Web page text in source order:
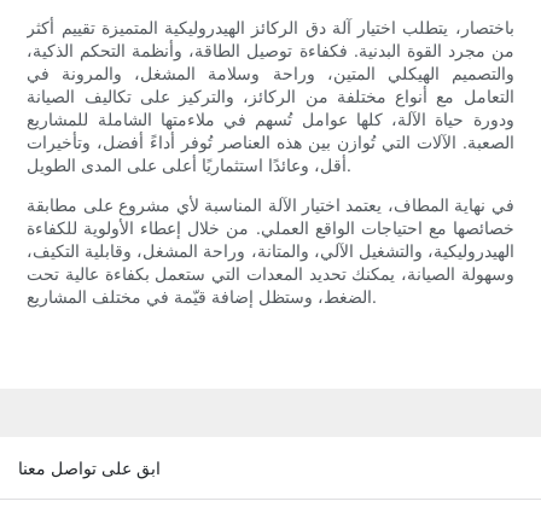
باختصار، يتطلب اختيار آلة دق الركائز الهيدروليكية المتميزة تقييم أكثر
من مجرد القوة البدنية. فكفاءة توصيل الطاقة، وأنظمة التحكم الذكية،
والتصميم الهيكلي المتين، وراحة وسلامة المشغل، والمرونة في
التعامل مع أنواع مختلفة من الركائز، والتركيز على تكاليف الصيانة
ودورة حياة الآلة، كلها عوامل تُسهم في ملاءمتها الشاملة للمشاريع
الصعبة. الآلات التي تُوازن بين هذه العناصر تُوفر أداءً أفضل، وتأخيرات
أقل، وعائدًا استثماريًا أعلى على المدى الطويل.
في نهاية المطاف، يعتمد اختيار الآلة المناسبة لأي مشروع على مطابقة
خصائصها مع احتياجات الواقع العملي. من خلال إعطاء الأولوية للكفاءة
الهيدروليكية، والتشغيل الآلي، والمتانة، وراحة المشغل، وقابلية التكيف،
وسهولة الصيانة، يمكنك تحديد المعدات التي ستعمل بكفاءة عالية تحت
الضغط، وستظل إضافة قيّمة في مختلف المشاريع.
ابق على تواصل معنا